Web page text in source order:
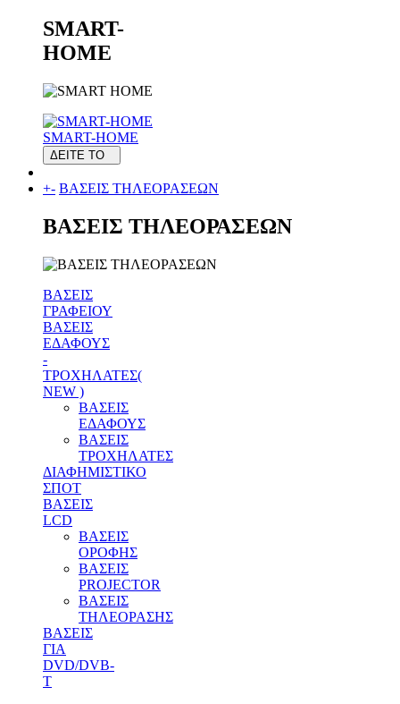
SMART-
HOME
SMART-HOME
ΔΕΙΤΕ ΤΟ
+- ΒΑΣΕΙΣ ΤΗΛΕΟΡΑΣΕΩΝ
ΒΑΣΕΙΣ ΤΗΛΕΟΡΑΣΕΩΝ
ΒΑΣΕΙΣ
ΓΡΑΦΕΙΟΥ
ΒΑΣΕΙΣ
ΕΔΑΦΟΥΣ
-
ΤΡΟΧΗΛΑΤΕΣ(
NEW )
ΒΑΣΕΙΣ
ΕΔΑΦΟΥΣ
ΒΑΣΕΙΣ
ΤΡΟΧΗΛΑΤΕΣ
ΔΙΑΦΗΜΙΣΤΙΚΟ
ΣΠΟΤ
ΒΑΣΕΙΣ
LCD
ΒΑΣΕΙΣ
ΟΡΟΦΗΣ
ΒΑΣΕΙΣ
PROJECTOR
ΒΑΣΕΙΣ
ΤΗΛΕΟΡΑΣΗΣ
ΒΑΣΕΙΣ
ΓΙΑ
DVD/DVB-
T